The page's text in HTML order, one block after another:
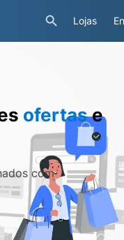
Lojas
ofertase
com